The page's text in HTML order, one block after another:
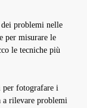
problemi nelle
per misurare le
le tecniche più
per fotografare i
a rilevare problemi